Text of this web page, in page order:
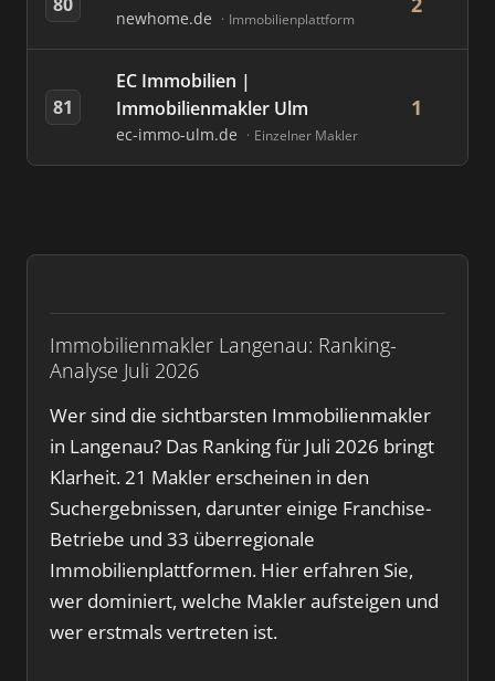
Immobilienmakler Langenau: Ranking-
Analyse Juli 2026
Wer sind die sichtbarsten Immobilienmakler
in Langenau? Das Ranking für Juli 2026 bringt
Klarheit. 21 Makler erscheinen in den
Suchergebnissen, darunter einige Franchise-
Betriebe und 33 überregionale
Immobilienplattformen. Hier erfahren Sie,
wer dominiert, welche Makler aufsteigen und
wer erstmals vertreten ist.
newhome.de Immobilienplattform
81
EC Immobilien |
Immobilienmakler Ulm
ec-immo-ulm.de Einzelner Makler
1